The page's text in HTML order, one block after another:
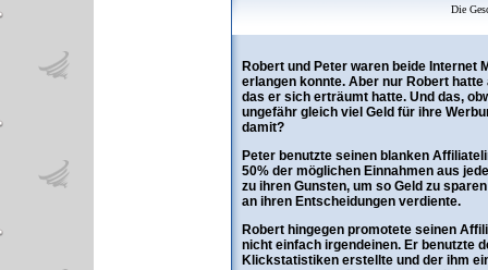
Die
Robert und Peter waren beide Internet
erlangen konnte. Aber nur Robert
das er sich erträumt hatte. Und das,
ungefähr gleich viel Geld für ihre
damit?
Peter benutzte seinen blanken
50% der möglichen Einnahmen aus
zu ihren Gunsten, um so Geld zu
an ihren Entscheidungen verdiente.
Robert hingegen promotete seinen
nicht einfach irgendeinen. Er benutzte
Klickstatistiken erstellte und der ihm